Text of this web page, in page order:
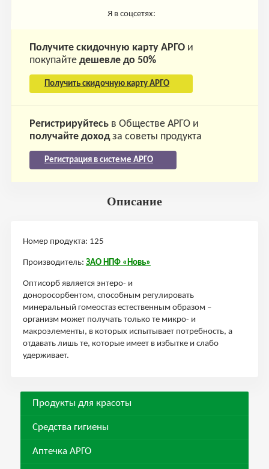
Я в соцсетях:
Получите скидочную карту АРГОи
покупайте дешевле до 50%
Получить скидочную карту АРГО
Регистрируйтесьв Обществе АРГО и
получайте доходза советы продукта
Регистрация в системе АРГО
Описание
Номер продукта: 125
Производитель: ЗАО НПФ «Новь»
Оптисорб является энтеро- и
доноросорбентом, способным регулировать
минеральный гомеостаз естественным образом –
организм может получать только те микро- и
макроэлементы, в которых испытывает потребность, а
отдавать лишь те, которые имеет в избытке и слабо
удерживает.
Продукты для красоты
Средства гигиены
Аптечка АРГО